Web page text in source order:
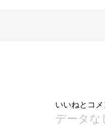
いいねとコ
データな